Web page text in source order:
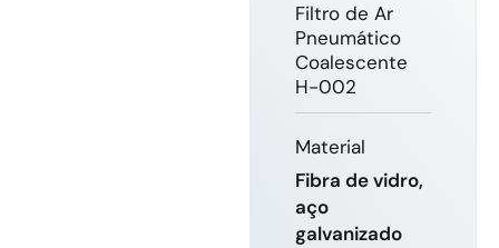
Filtro de Ar
Pneumático
Coalescente
H-002
Material
Fibra de vidro,
aço
galvanizado